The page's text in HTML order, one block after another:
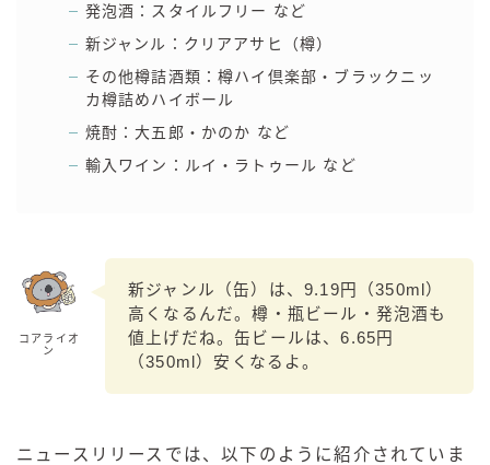
発泡酒：スタイルフリー など
新ジャンル：クリアアサヒ（樽）
その他樽詰酒類：樽ハイ倶楽部・ブラックニッ
カ樽詰めハイボール
焼酎：大五郎・かのか など
輸入ワイン：ルイ・ラトゥール など
コアライオ
ン
新ジャンル（缶）は、9.19円（350ml）
高くなるんだ。樽・瓶ビール・発泡酒も
値上げだね。缶ビールは、6.65円
（350ml）安くなるよ。
ニュースリリースでは、以下のように紹介されていま